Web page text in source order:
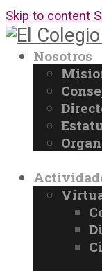
Skip to content
Nosotros